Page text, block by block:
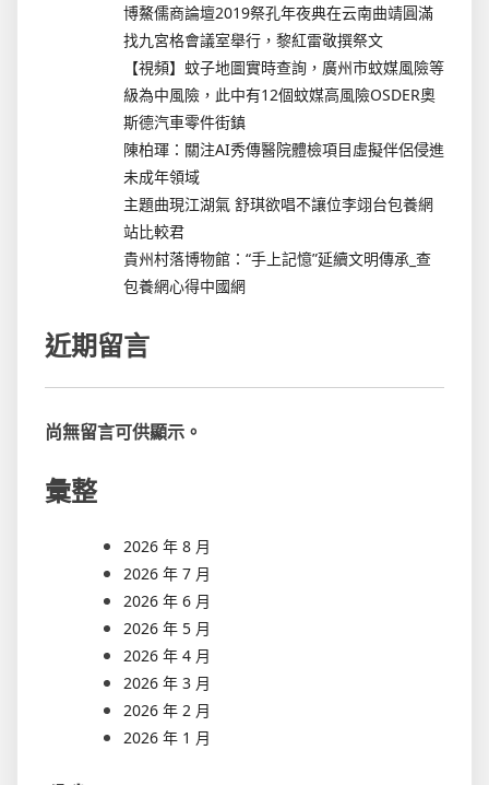
博鰲儒商論壇2019祭孔年夜典在云南曲靖圓滿
找九宮格會議室舉行，黎紅雷敬撰祭文
【視頻】蚊子地圖實時查詢，廣州市蚊媒風險等
級為中風險，此中有12個蚊媒高風險OSDER奧
斯德汽車零件街鎮
陳柏琿：關注AI秀傳醫院體檢項目虛擬伴侶侵進
未成年領域
主題曲現江湖氣 舒琪欲唱不讓位李翊台包養網
站比較君
貴州村落博物館：“手上記憶”延續文明傳承_查
包養網心得中國網
近期留言
尚無留言可供顯示。
彙整
2026 年 8 月
2026 年 7 月
2026 年 6 月
2026 年 5 月
2026 年 4 月
2026 年 3 月
2026 年 2 月
2026 年 1 月